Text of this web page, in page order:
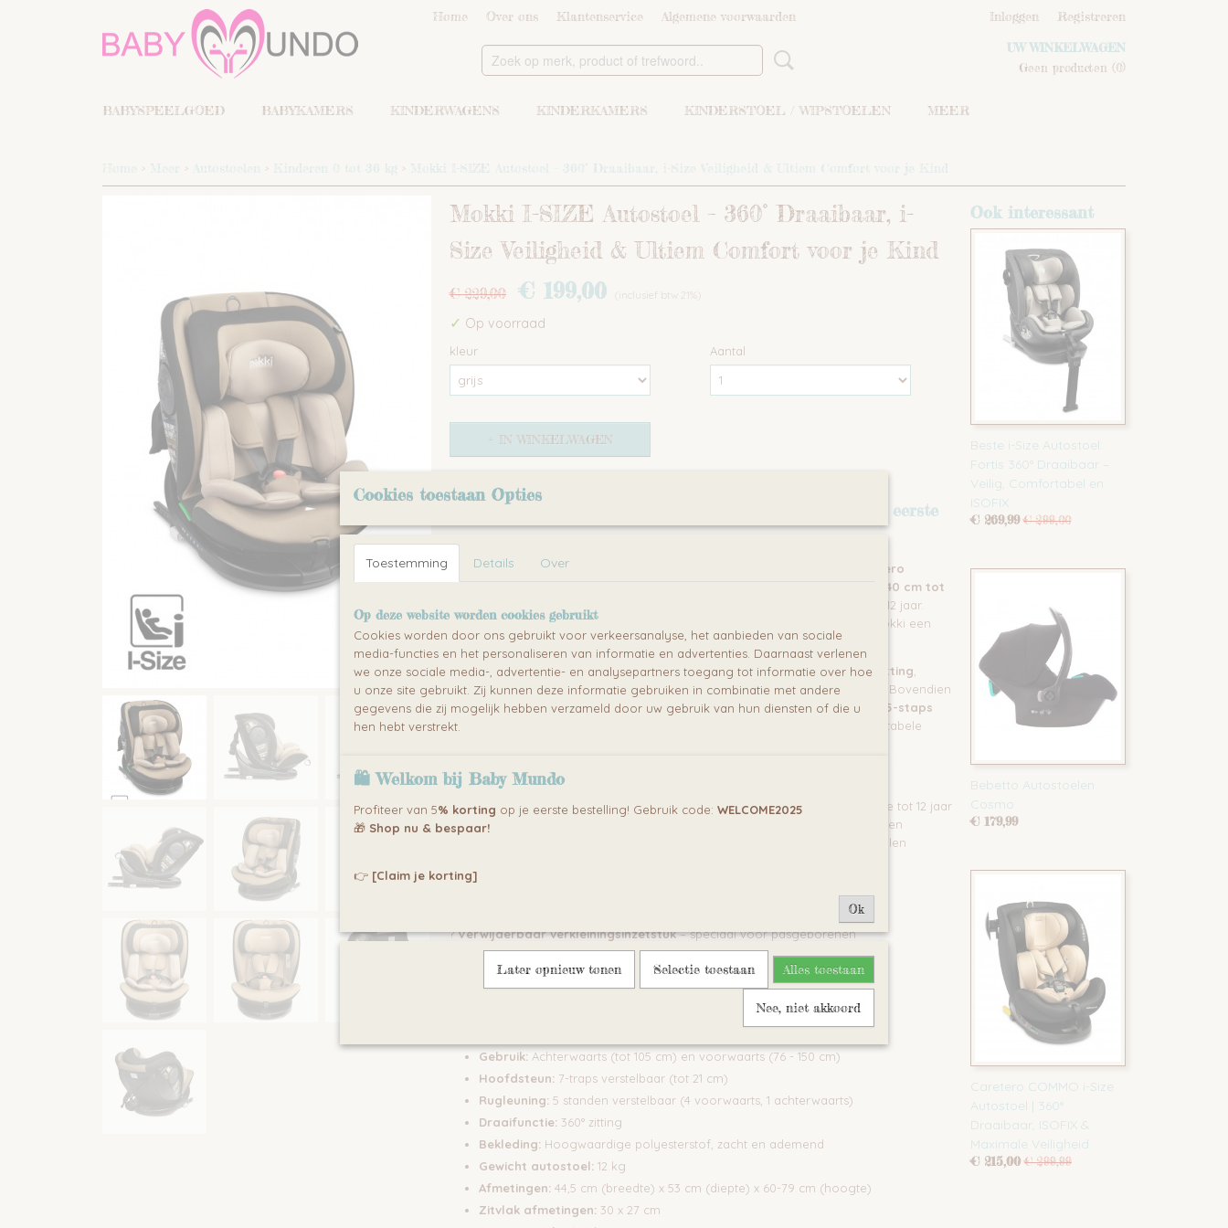
Home Over ons Klantenservice Algemene voorwaarden Inloggen Registreren
UW WINKELWAGEN
Geen producten (0)
BABYSPEELGOED BABYKAMERS KINDERWAGENS KINDERKAMERS KINDERSTOEL / WIPSTOELEN MEER
Home > Meer > Autostoelen > Kinderen 0 tot 36 kg > Mokki I-SIZE Autostoel – 360° Draaibaar, i-Size Veiligheid & Ultiem Comfort voor je Kind
Mokki I-SIZE Autostoel – 360° Draaibaar, i-
Size Veiligheid & Ultiem Comfort voor je Kind
€ 229,00 € 199,00 (inclusief btw 21%)
✓ Op voorraad
kleur Aantal
IN WINKELWAGEN
Omschrijving
Mokki I-SIZE autostoel – Veiligheid en comfort vanaf de eerste
momenten
Mokki I-SIZE autostoel
Caretero
autostoel
40 cm tot
, waardoor het een ideale keuze is vanaf de geboorte tot ongeveer 12 jaar.
Dankzij de naleving van de
biedt de Mokki een
maximale bescherming en comfort tijdens elke autorit.
Een van de grootste voordelen van de Mokki I-SIZE is de360° draaibare zitting
waardoor ouders hun kind eenvoudig en veilig in de stoel kunnen plaatsen. Bovendien
is de autostoel uitgerust met een 7-traps verstelbare hoofdsteunen een
5-staps
kantelverstelling
, waardoor het kind altijd in een ergonomische en comfortabele
Waarom kiezen voor de Mokki I-SIZE autostoel?
?Geschikt voor kinderen van 40 cm tot 150 cm– ideaal vanaf de geboorte tot 12 jaar
?i-Size (ECE R129) goedgekeurd
– voldoet aan de hoogste veiligheidsnormen
– eenvoudig om het kind in en uit de stoel te tillen
?ISOFIX-bevestiging + TopTether
?Verwijderbaar verkleiningsinzetstuk– speciaal voor pasgeborenen
5-punts veiligheidsgordel– zorgt voor maximale bescherming
Ademende zijventilatiegaten – voor een aangename luchtcirculatie
Gebruik: Achterwaarts (tot 105 cm) en voorwaarts (76 - 150 cm)
Hoofdsteun: 7-traps verstelbaar (tot 21 cm)
Rugleuning: 5 standen verstelbaar (4 voorwaarts, 1 achterwaarts)
Draaifunctie: 360° zitting
Bekleding: Hoogwaardige polyesterstof, zacht en ademend
Gewicht autostoel: 12 kg
Afmetingen: 44,5 cm (breedte) x 53 cm (diepte) x 60-79 cm (hoogte)
Zitvlak afmetingen: 30 x 27 cm
Ook interessant
Beste i-Size Autostoel:
Fortis 360° Draaibaar –
Veilig, Comfortabel en
ISOFIX
€ 269,99 € 299,00
Bebetto Autostoelen
Cosmo
€ 179,99
Caretero COMMO i-Size
Autostoel | 360°
Draaibaar, ISOFIX &
Maximale Veiligheid
€ 215,00 € 299,99
Cookies toestaan Opties
Toestemming Details Over
Op deze website worden cookies gebruikt
Cookies worden door ons gebruikt voor verkeersanalyse, het aanbieden van sociale
media-functies en het personaliseren van informatie en advertenties. Daarnaast verlenen
we onze sociale media-, advertentie- en analysepartners toegang tot informatie over hoe
u onze site gebruikt. Zij kunnen deze informatie gebruiken in combinatie met andere
gegevens die zij mogelijk hebben verzameld door uw gebruik van hun diensten of die u
hen hebt verstrekt.
🛍 Welkom bij Baby Mundo
Profiteer van 5% korting op je eerste bestelling! Gebruik code: WELCOME2025
🎁 Shop nu & bespaar!
👉 [Claim je korting]
Ok
Later opnieuw tonen Selectie toestaan Alles toestaan
Nee, niet akkoord